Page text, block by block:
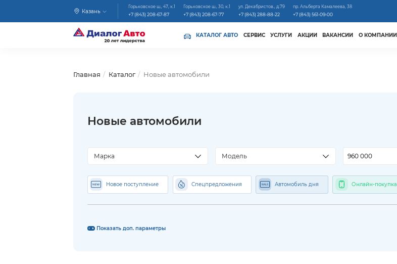
Казань
Горьковское ш., 47, к.1
+7 (843) 208-67-87
Горьковское ш., 30, к.1
+7 (843) 208-67-77
ул. Декабристов., д.79
+7 (843) 288-88-22
пр. Альберта Камалеева, 38
+7 (843) 561-09-00
КАТАЛОГ АВТО СЕРВИС УСЛУГИ АКЦИИ ВАКАНСИИ О КОМПАНИИ
Главная Каталог Новые автомобили
Новые автомобили
Марка Модель
Новое поступление Спецпредложения Автомобиль дня Онлайн-покупка
Показать доп. параметры